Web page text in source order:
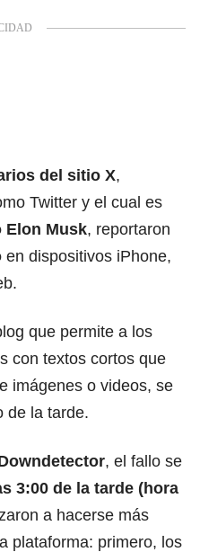
del sitio X,
Twitter y el cual es
Elon Musk, reportaron
en dispositivos iPhone,
que permite a los
con textos cortos que
imágenes o videos, se
de la tarde.
, el fallo se
3:00 de la tarde (hora
a hacerse más
plataforma: primero, los